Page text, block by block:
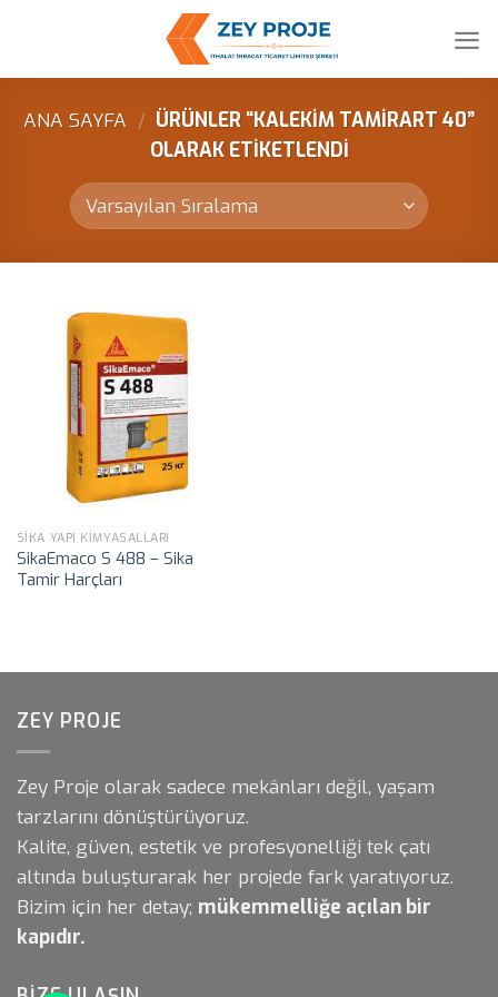
content
ANA SAYFA / ÜRÜNLER “KALEKIM TAMIRART 40”
OLARAK ETIKETLENDI
SIKA YAPI KIMYASALLARI
SikaEmaco S 488 – Sika
Tamir Harçları
ZEY PROJE
Zey Proje olarak sadece mekânları değil, yaşam
tarzlarını dönüştürüyoruz.
Kalite, güven, estetik ve profesyonelliği tek çatı
altında buluşturarak her projede fark yaratıyoruz.
Bizim için her detay; mükemmelliğe açılan bir
kapıdır.